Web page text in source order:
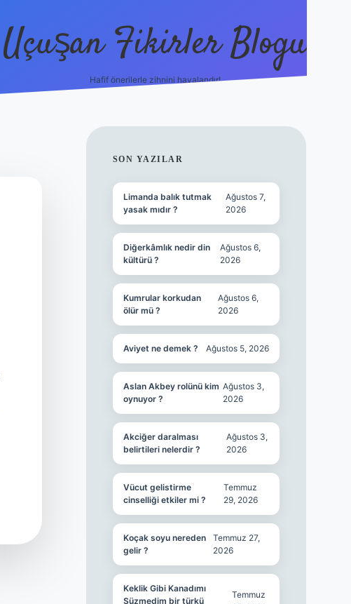
Uçuşan Fikirler Blogu
Hafif önerilerle zihnini havalandır!
SIDEBAR
SON YAZILAR
Limanda balık tutmak
yasak mıdır ?
Ağustos 7,
2026
Diğerkâmlık nedir din
kültürü ?
Ağustos 6,
2026
Kumrular korkudan
ölür mü ?
Ağustos 6,
2026
Aviyet ne demek ? Ağustos 5, 2026
Aslan Akbey rolünü kim
oynuyor ?
Ağustos 3,
2026
Akciğer daralması
belirtileri nelerdir ?
Ağustos 3,
2026
Vücut gelistirme
cinselliği etkiler mi ?
Temmuz
29, 2026
Koçak soyu nereden
gelir ?
Temmuz 27,
2026
Keklik Gibi Kanadımı
Süzmedim bir türkü
Temmuz
hiltonbet güncel giriş